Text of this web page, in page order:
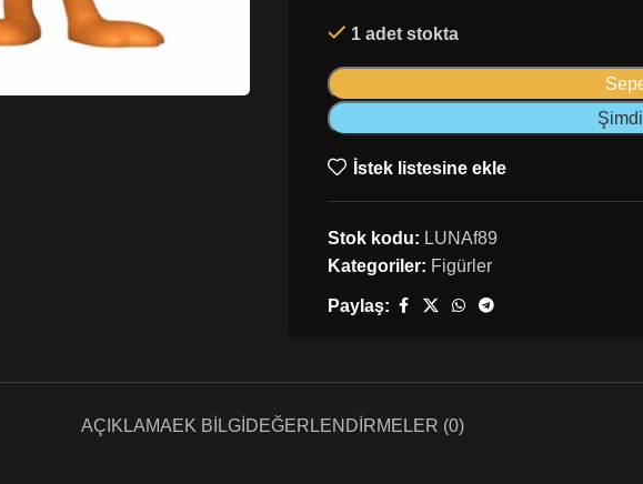
1 adet stokta
Şimdi
İstek listesine ekle
Stok kodu: LUNAf89
Kategoriler: Figürler
Paylaş:
AÇIKLAMAEK BILGI DEĞERLENDIRMELER (0)